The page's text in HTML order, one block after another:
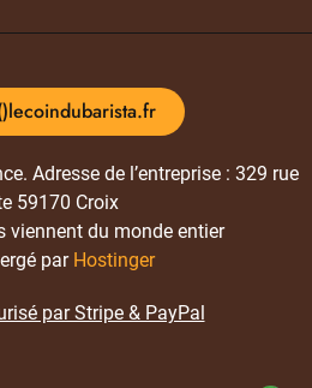
Adresse de l’entreprise : 329 rue
59170 Croix
viennent du monde entier
par Hostinger
par Stripe & PayPal